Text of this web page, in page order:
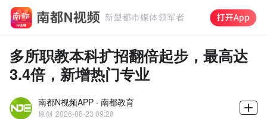
多所职教本科扩招翻倍起步，最高达
3.4倍，新增热门专业
南都N视频APP · 南都教育
原创 2026-06-23 09:28